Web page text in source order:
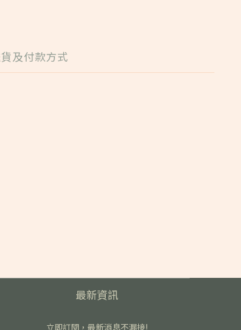
及付款方式
最新資訊
立即訂閱，最新消息不漏接!